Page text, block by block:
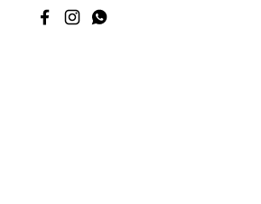
Facebook
Instagram
WhatsApp